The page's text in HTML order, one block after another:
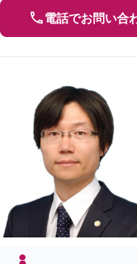
電話でお問い合